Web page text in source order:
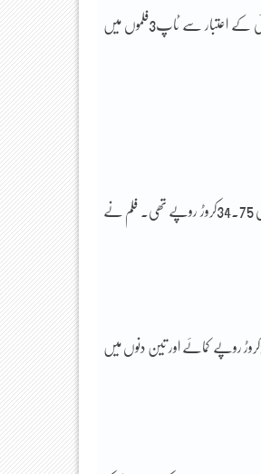
معروف تجزیہ کار اور فلم ناقد تارن آدرش کی جانب سے شیئر کی جانے والی تازہ ترین موصولات کے مطابق 2018 میں کمائی کے اعتبار سے ٹاپ3فلموں میں
بےشک سال کی سب سے بڑی فلم لیکن شاید رنبیر کپور کے کیریئر کی سب سے کامیاب۔ سنجو کی شروع کےدنوں کی کمائی 34.75کروڑ روپے تھی۔ فلم نے
منفی رجحان ملنے کے باوجودیہ فلم سلمان خان کے مداحوں کیلئےعید کا تحفہ ثابت رہی۔ فلم نے ریلیز کے فوری بعد 29.17کروڑ روپے کمائے اور تین دنوں میں